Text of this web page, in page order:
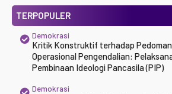
TERPOPULER
Demokrasi
Kritik Konstruktif terhadap Pedoman
Operasional Pengendalian:
Pembinaan Ideologi Pancasila (PIP)
Demokrasi